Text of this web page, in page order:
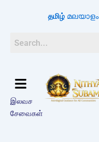
தமிழ் മലയാളം
இலவச
சேவைகள்